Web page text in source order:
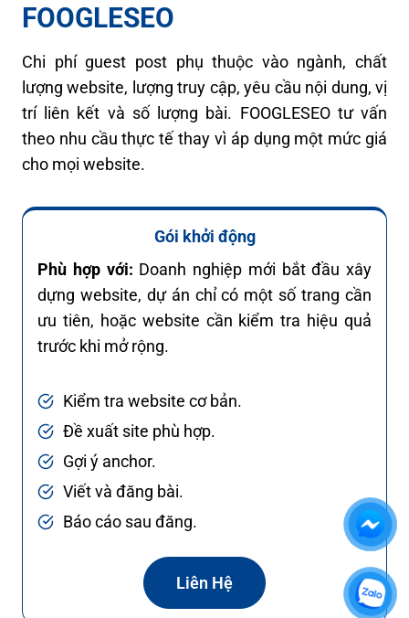
FOOGLESEO
Chi phí guest post phụ thuộc vào ngành, chất
lượng website, lượng truy cập, yêu cầu nội dung, vị
trí liên kết và số lượng bài. FOOGLESEO tư vấn
theo nhu cầu thực tế thay vì áp dụng một mức giá
cho mọi website.
Gói khởi động
Phù hợp với: Doanh nghiệp mới bắt đầu xây
dựng website, dự án chỉ có một số trang cần
ưu tiên, hoặc website cần kiểm tra hiệu quả
trước khi mở rộng.
Kiểm tra website cơ bản.
Đề xuất site phù hợp.
Gợi ý anchor.
Viết và đăng bài.
Báo cáo sau đăng.
Liên Hệ